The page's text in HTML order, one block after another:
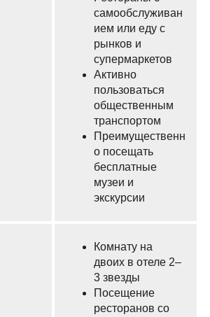
самообслуживан
ием или еду с
рынков и
супермаркетов
Активно
пользоваться
общественным
транспортом
Преимущественн
о посещать
бесплатные
музеи и
экскурсии
Комнату на
двоих в отеле 2–
3 звезды
Посещение
ресторанов со